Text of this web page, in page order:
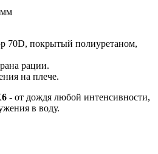
мм
70D, покрытый полиуретаном,
рации.
на плече.
- от дождя любой интенсивности,
в воду.